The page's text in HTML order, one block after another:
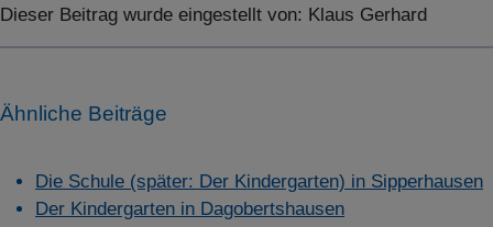
Dieser Beitrag wurde eingestellt von: Klaus Gerhard
Ähnliche Beiträge
Die Schule (später: Der Kindergarten) in Sipperhausen
Der Kindergarten in Dagobertshausen